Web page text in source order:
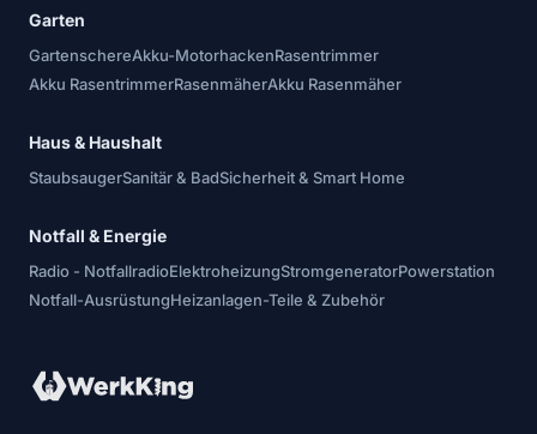
Garten
GartenschereAkku-MotorhackenRasentrimmer
Akku RasentrimmerRasenmäherAkku Rasenmäher
Haus & Haushalt
StaubsaugerSanitär & BadSicherheit & Smart Home
Notfall & Energie
Radio - NotfallradioElektroheizungStromgeneratorPowerstation
Notfall-AusrüstungHeizanlagen-Teile & Zubehör